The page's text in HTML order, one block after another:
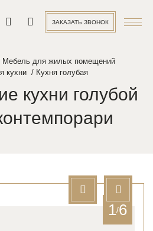
ЗАКАЗАТЬ ЗВОНОК
Мебель для жилых помещений
кухни
Кухня голубая
кухни голубой
1/6